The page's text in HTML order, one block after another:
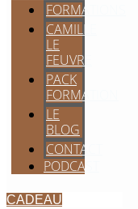
FORMATIONS
CAMILLE
LE
FEUVRE
PACK
FORMATION
LE
BLOG
CONTACT
PODCAST
CADEAU